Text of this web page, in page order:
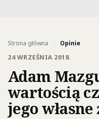
Strona główna / Opinie
24 WRZEŚNIA 2018
Adam
wartością
jego własne